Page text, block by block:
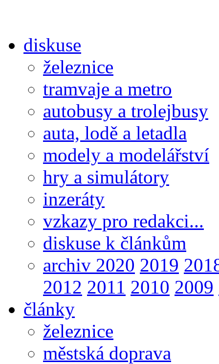
diskuse
železnice
tramvaje a metro
autobusy a trolejbusy
auta, lodě a letadla
modely a modelářství
hry a simulátory
inzeráty
vzkazy pro redakci...
diskuse k článkům
archiv 2020 2019
2012 2011 2010 2009
články
železnice
městská doprava